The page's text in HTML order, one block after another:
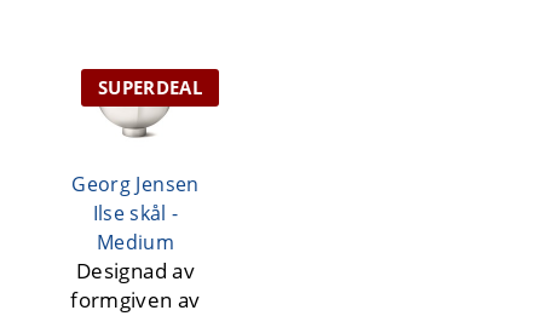
SUPERDEAL
Georg Jensen
Ilse skål -
Medium
Designad av
formgiven av